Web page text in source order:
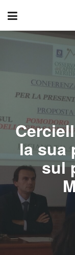
la sua
sul